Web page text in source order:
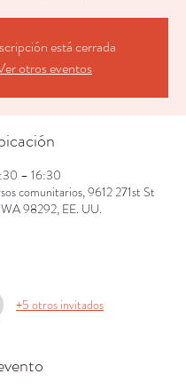
está cerrada
otros eventos
– 16:30
comunitarios, 9612 271st St
98292, EE. UU.
+5 otros invitados